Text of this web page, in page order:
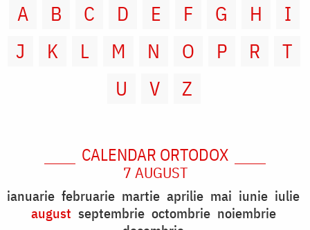
A B C D E F G H
I
J
K L M N O P R
T
U
V Z
CALENDAR ORTODOX
7 AUGUST
ianuarie februarie martie aprilie mai iunie iulie
august septembrie octombrie noiembrie